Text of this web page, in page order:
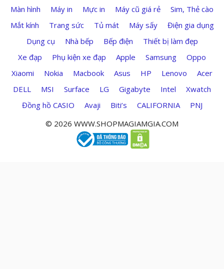
Màn hình
Máy in Mực in Máy cũ giá rẻ
Sim, Thẻ cào
Mắt kính
Trang sức Tủ mát Máy sấy
Điện gia dụng
Dụng cụ
Nhà bếp Bếp điện
Thiết bị làm đẹp
Xe đạp
Phụ kiện xe đạp Apple Samsung
Oppo
Xiaomi
Nokia Macbook Asus HP Lenovo
Acer
DELL
MSI Surface LG Gigabyte Intel
Xwatch
Đồng hồ CASIO
Avaji Biti’s CALIFORNIA
PNJ
© 2026 WWW.SHOPMAGIAMGIA.COM